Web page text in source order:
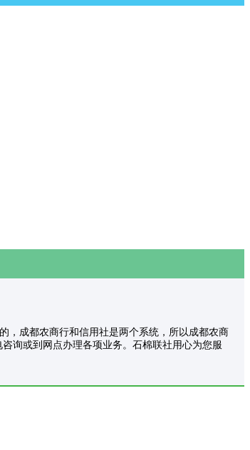
，成都农商行和信用社是两个系统，所以成都农商
询或到网点办理各项业务。石棉联社用心为您服